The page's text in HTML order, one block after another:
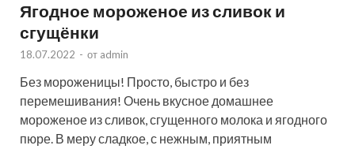
Ягодное мороженое из сливок и
сгущёнки
18.07.2022 - от admin
Без мороженицы! Просто, быстро и без
перемешивания! Очень вкусное домашнее
мороженое из сливок, сгущенного молока и ягодного
пюре. В меру сладкое, с нежным, приятным